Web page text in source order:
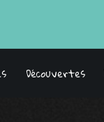
Découvertes